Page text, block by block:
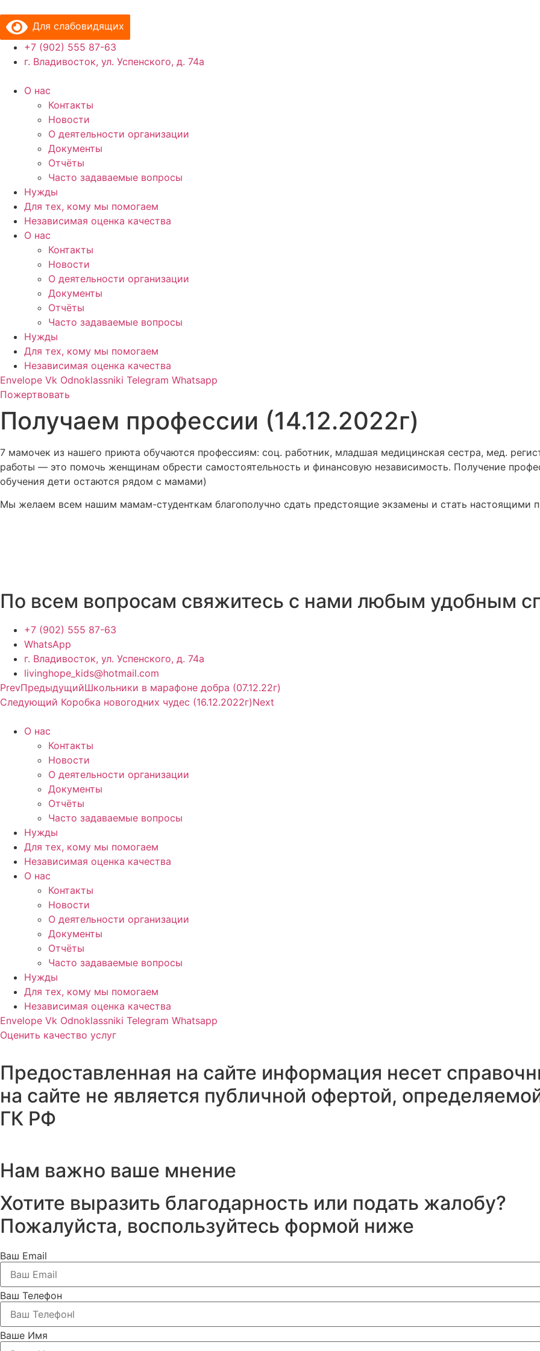
содержимому
Для слабовидящих
+7 (902) 555 87-63
г. Владивосток, ул. Успенского, д. 74а
О нас
Контакты
Новости
О деятельности организации
Документы
Отчёты
Часто задаваемые вопросы
Нужды
Для тех, кому мы помогаем
Независимая оценка качества
О нас
Контакты
Новости
О деятельности организации
Документы
Отчёты
Часто задаваемые вопросы
Нужды
Для тех, кому мы помогаем
Независимая оценка качества
Envelope Vk Odnoklassniki Telegram Whatsapp
Пожертвовать
Получаем профессии (14.12.2022г)
7 мамочек из нашего приюта обучаются профессиям: соц. работник, младшая медицинская сестра, мед.
работы — это помочь женщинам обрести самостоятельность и финансовую независимость. Получение
обучения дети остаются рядом с мамами)
Мы желаем всем нашим мамам-студенткам благополучно сдать предстоящие экзамены и стать настоящими
По всем вопросам свяжитесь с нами любым удобным
+7 (902) 555 87-63
WhatsApp
г. Владивосток, ул. Успенского, д. 74а
livinghope_kids@hotmail.com
PrevПредыдущийШкольники в марафоне добра (07.12.22г)
Следующий Коробка новогодних чудес (16.12.2022г)Next
О нас
Контакты
Новости
О деятельности организации
Документы
Отчёты
Часто задаваемые вопросы
Нужды
Для тех, кому мы помогаем
Независимая оценка качества
О нас
Контакты
Новости
О деятельности организации
Документы
Отчёты
Часто задаваемые вопросы
Нужды
Для тех, кому мы помогаем
Независимая оценка качества
Envelope Vk Odnoklassniki Telegram Whatsapp
Оценить качество услуг
Предоставленная на сайте информация несет
на сайте не является публичной офертой,
ГК РФ
Нам важно ваше мнение
Хотите выразить благодарность или подать жалобу?
Пожалуйста, воспользуйтесь формой ниже
Ваш Email
Ваш Телефон
Ваше Имя